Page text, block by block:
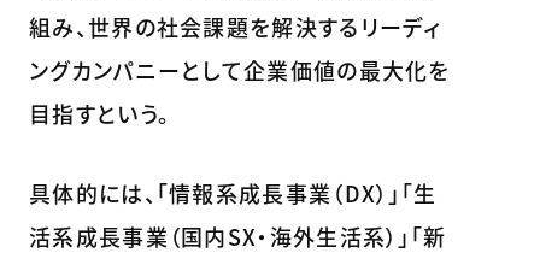
組み、世界の社会課題を解決するリーディ
ングカンパニーとして企業価値の最大化を
目指すという。
具体的には、「情報系成長事業（DX）」「生
活系成長事業（国内SX・海外生活系）」「新